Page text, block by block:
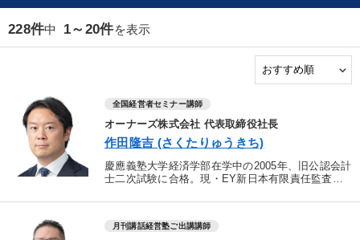
228件中 1～20件を表示
全国経営者セミナー講師
オーナーズ株式会社 代表取締役社長
作田隆吉 (さくたりゅうきち)
慶應義塾大学経済学部在学中の2005年、旧公認会計
士二次試験に合格。現・EY新日本有限責任監査法
事。11年、現・デロイトトーマツファイナンシャル
月刊講話経営塾ご出講講師